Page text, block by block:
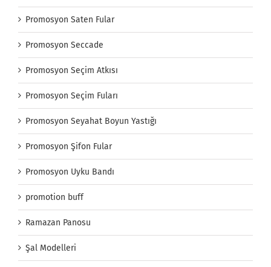
Promosyon Saten Fular
Promosyon Seccade
Promosyon Seçim Atkısı
Promosyon Seçim Fuları
Promosyon Seyahat Boyun Yastığı
Promosyon Şifon Fular
Promosyon Uyku Bandı
promotion buff
Ramazan Panosu
Şal Modelleri